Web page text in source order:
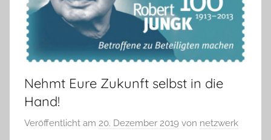
Nehmt Eure Zukunft selbst in die
Hand!
Veröffentlicht am 20. Dezember 2019 von netzwerk